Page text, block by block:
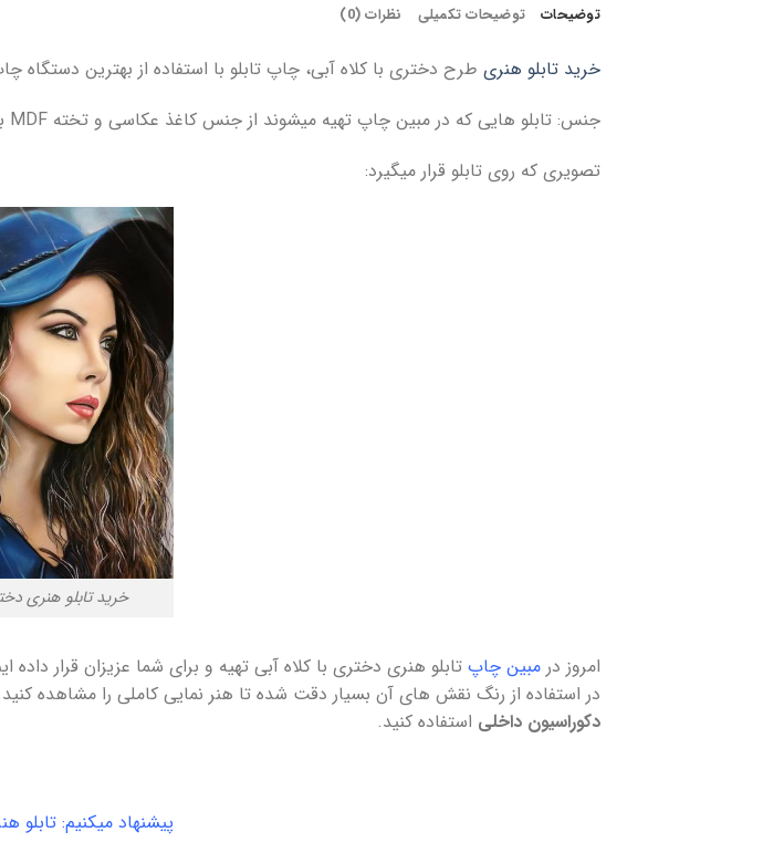
توضیحات توضیحات تکمیلی نظرات (0)
خرید تابلو هنری طرح دختری با کلاه آبی، چاپ تابلو با استفاده از بهترین
جنس: تابلو هایی که در مبین چاپ تهیه میشوند از جنس کاغذ عکاسی و تخته MDF بسیار محکم و ۸ میلیمتر هستند.
تصویری که روی تابلو قرار میگیرد:
خرید تابلو هنری
امروز در مبین چاپ تابلو هنری دختری با کلاه آبی تهیه و برای شما عزیزان قرار
در استفاده از رنگ نقش های آن بسیار دقت شده تا هنر نمایی کاملی را مشاهده کنید.
دکوراسیون داخلی استفاده کنید.
پیشنهاد میکنیم: تابلو